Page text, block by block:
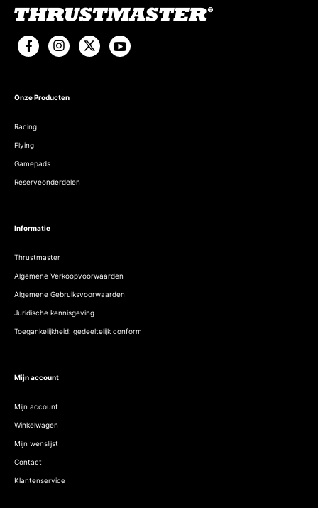
Onze Producten
Racing
Flying
Gamepads
Reserveonderdelen
Informatie
Thrustmaster
Algemene Verkoopvoorwaarden
Algemene Gebruiksvoorwaarden
Juridische kennisgeving
Toegankelijkheid: gedeeltelijk conform
Mijn account
Mijn account
Winkelwagen
Mijn wenslijst
Contact
Klantenservice